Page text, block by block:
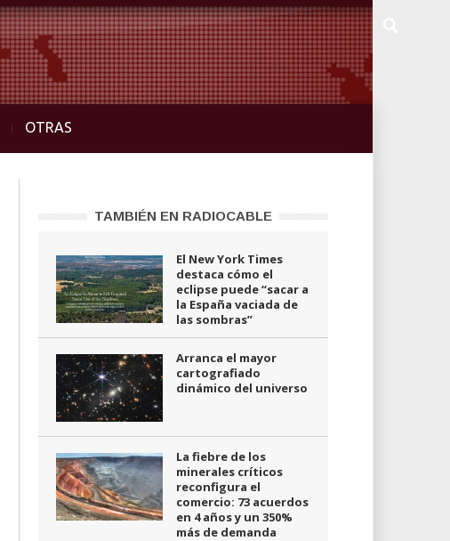
OTRAS
TAMBIÉN EN RADIOCABLE
El New York Times
destaca cómo el
eclipse puede “sacar a
la España vaciada de
las sombras”
Arranca el mayor
cartografiado
dinámico del universo
La fiebre de los
minerales críticos
reconfigura el
comercio: 73 acuerdos
en 4 años y un 350%
más de demanda